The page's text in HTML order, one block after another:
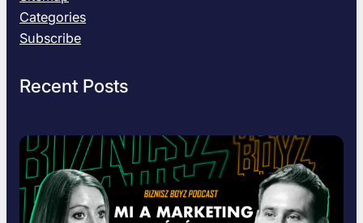
Categories
Subscribe
Recent Posts